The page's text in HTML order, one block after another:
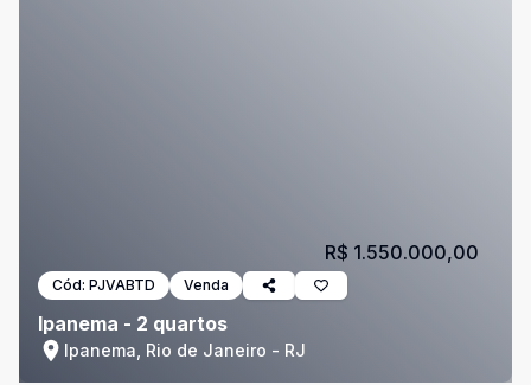
Cód: PJVABTD Venda
Ipanema - 2 quartos
Ipanema, Rio de Janeiro - RJ
R$ 1.550.000,00